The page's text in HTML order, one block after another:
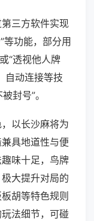
三方软件实现
等功能，部分用
“透视他人牌
自动连接等技
封号”。
以长沙麻将为
具地道性与便
味十足，鸟牌
大提升对局的
胡等特色规则
法细节，可碰